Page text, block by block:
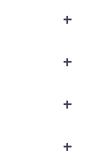
+
+
+
+